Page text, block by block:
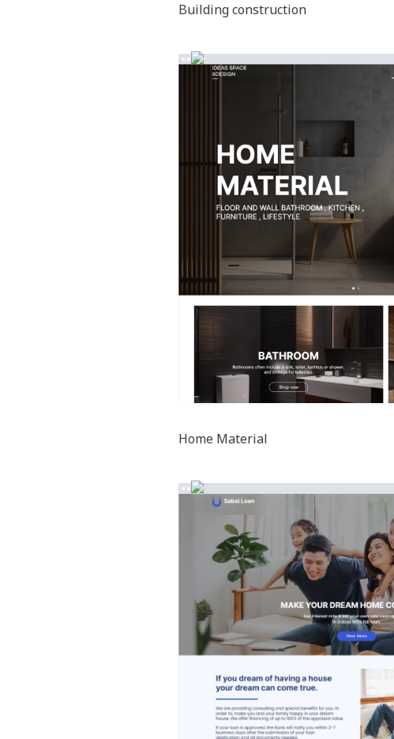
Building construction
Home Material